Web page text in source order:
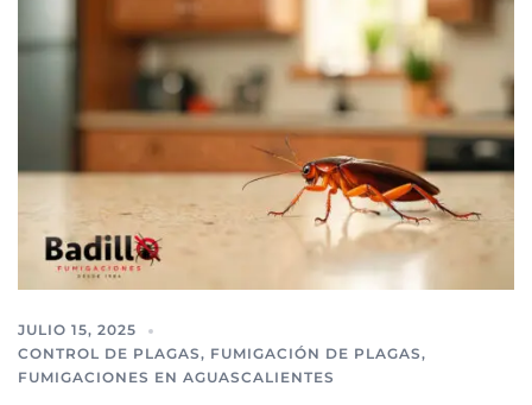
JULIO 15, 2025
CONTROL DE PLAGAS, FUMIGACIÓN DE PLAGAS,
FUMIGACIONES EN AGUASCALIENTES